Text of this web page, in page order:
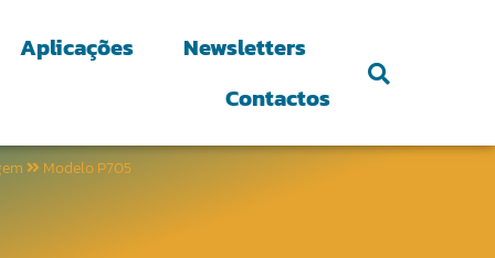
Aplicações
Newsletters
Contactos
Modelo P705